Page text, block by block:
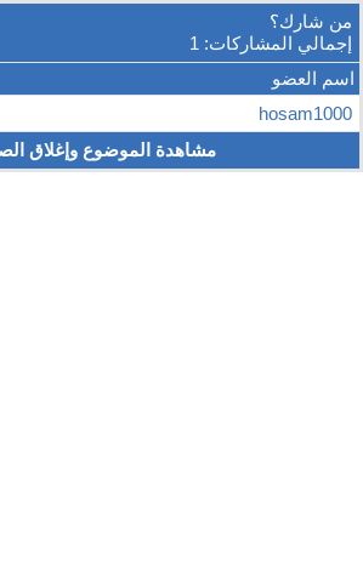
من شارك؟
إجمالي المشاركات: 1
اسم العضو
hosam1000
مشاهدة الموضوع وإغلاق